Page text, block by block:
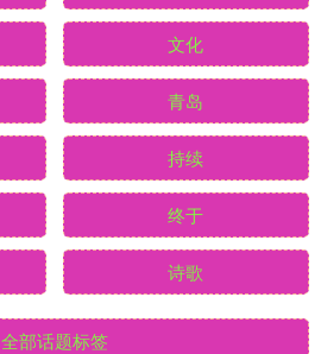
文化
青岛
持续
终于
诗歌
全部话题标签